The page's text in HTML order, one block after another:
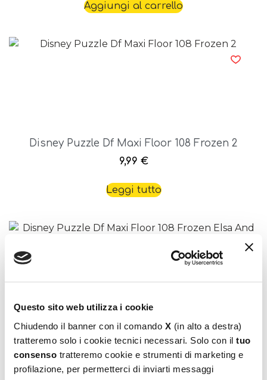
Questo sito web utilizza i cookie
Chiudendo il banner con il comando X (in alto a destra)
tratteremo solo i cookie tecnici necessari. Solo con il tuo
consenso tratteremo cookie e strumenti di marketing e
profilazione, per permetterci di inviarti messaggi
Aggiungi al carrello
Disney Puzzle Df Maxi Floor 108 Frozen 2
9,99 €
Leggi tutto
Disney Puzzle Df Maxi Floor 108 Frozen Elsa And
Anna
9,99 €